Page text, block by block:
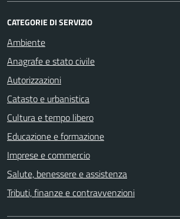
CATEGORIE DI SERVIZIO
Ambiente
Anagrafe e stato civile
Autorizzazioni
Catasto e urbanistica
Cultura e tempo libero
Educazione e formazione
Imprese e commercio
Salute, benessere e assistenza
Tributi, finanze e contravvenzioni